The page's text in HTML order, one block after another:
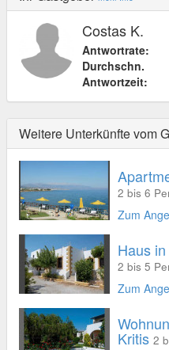
Costas K.
Antwortrate:
Durchschn.
Antwortzeit:
Weitere Unterkünfte vom
2 bis 6
Zum
Haus
2 bis 5
Zum
Kritis 2